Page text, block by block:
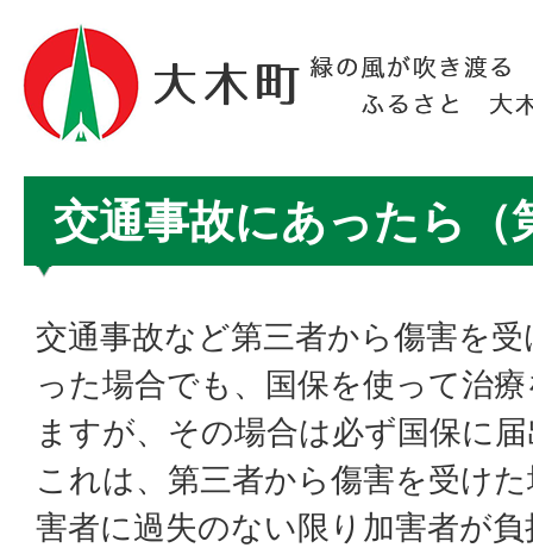
交通事故にあったら（
交通事故など第三者から傷害を
った場合でも、国保を使って治
ますが、その場合は必ず国保に
これは、第三者から傷害を受け
害者に過失のない限り加害者が